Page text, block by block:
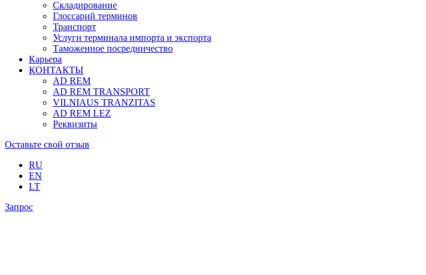
Складирование
Глоссарий терминов
Транспорт
Услуги терминала импорта и экспорта
Таможенное посредничество
Карьера
КОНТАКТЫ
AD REM
AD REM TRANSPORT
VILNIAUS TRANZITAS
AD REM LEZ
Реквизиты
Оставьте свой отзыв
RU
EN
LT
Запрос